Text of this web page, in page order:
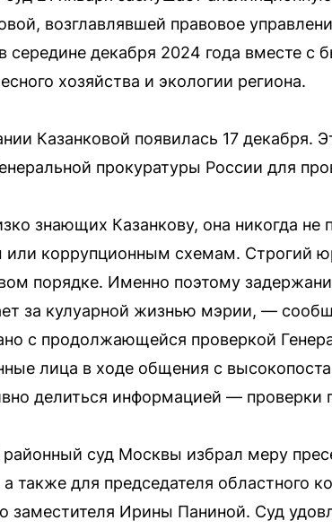
возглавлявшей правовое
середине декабря 2024 года вместе с
хозяйства и экологии региона.
Казанковой появилась 17 декабря.
прокуратуры России для
знающих Казанкову, она никогда не
или коррупционным схемам. Строгий
порядке. Именно поэтому
за кулуарной жизнью мэрии, —
с продолжающейся проверкой
лица в ходе общения с
делиться информацией —
суд Москвы избрал меру
также для председателя областного
заместителя Ирины Паниной. Суд